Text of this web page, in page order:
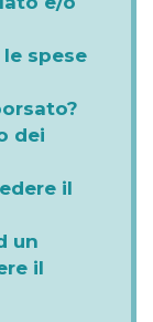
spese
dei
il
un
il